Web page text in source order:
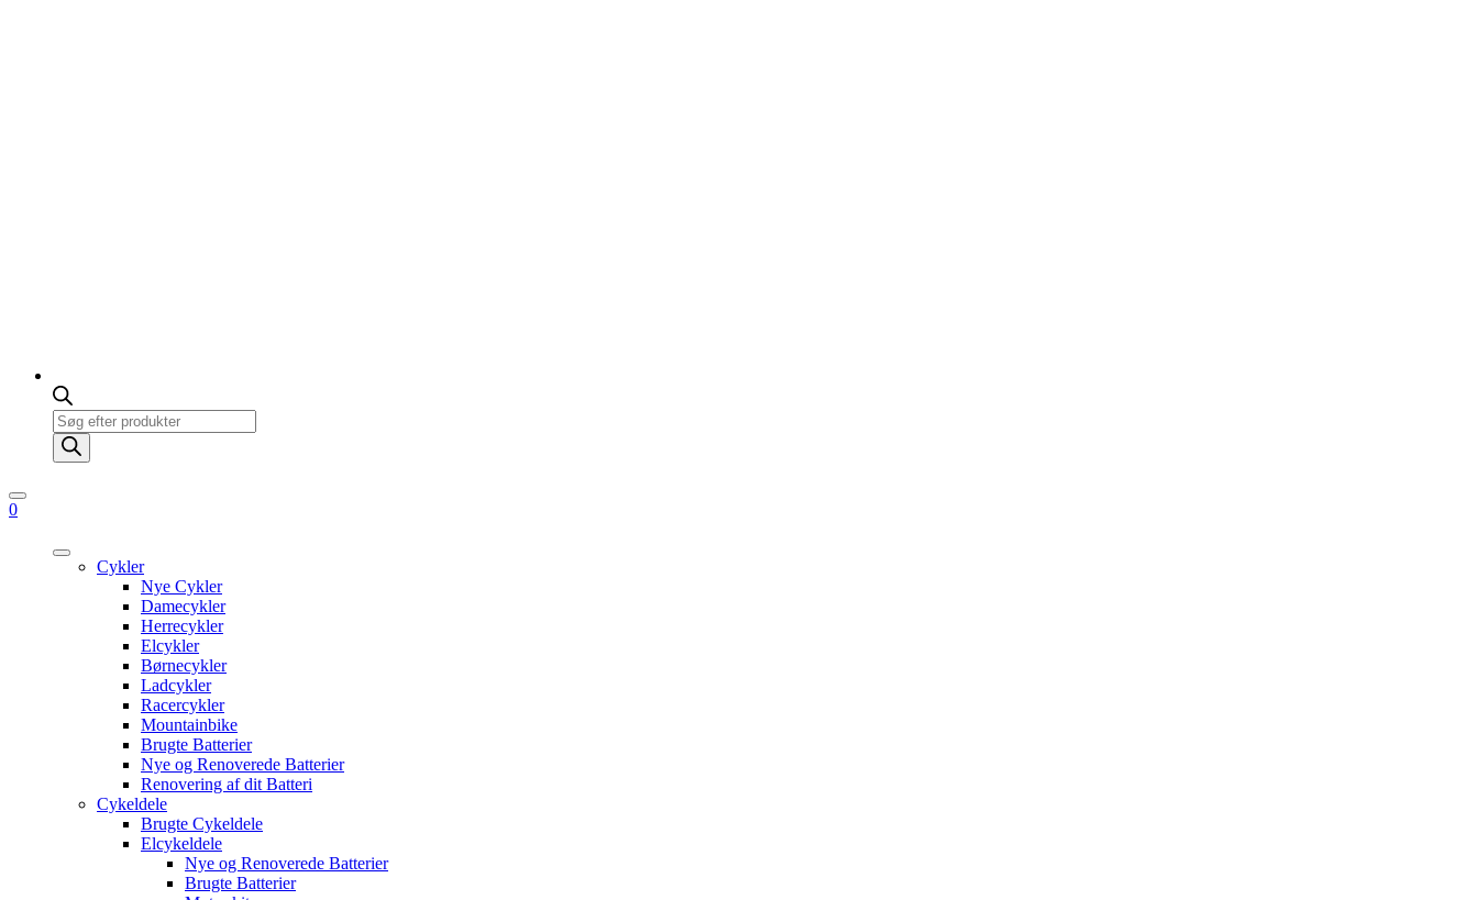
Products
search
0
Cykler
Nye Cykler
Damecykler
Herrecykler
Elcykler
Børnecykler
Ladcykler
Racercykler
Mountainbike
Brugte Batterier
Nye og Renoverede Batterier
Renovering af dit Batteri
Cykeldele
Brugte Cykeldele
Elcykeldele
Nye og Renoverede Batterier
Brugte Batterier